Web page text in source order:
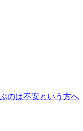
のは不安という方へ